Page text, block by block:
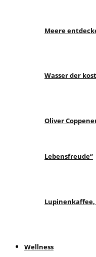
Meere
Wasser der
Oliver
Lebensfreude“
Wellness